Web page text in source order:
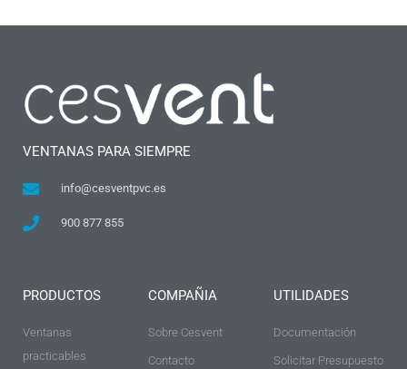
VENTANAS PARA SIEMPRE
info@cesventpvc.es
900 877 855
PRODUCTOS
Ventanas
practicables
COMPAÑIA
Sobre Cesvent
Contacto
UTILIDADES
Documentación
Solicitar Presupuesto